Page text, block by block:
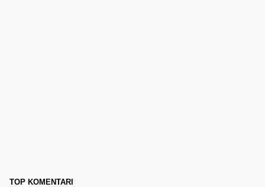
TOP KOMENTARI